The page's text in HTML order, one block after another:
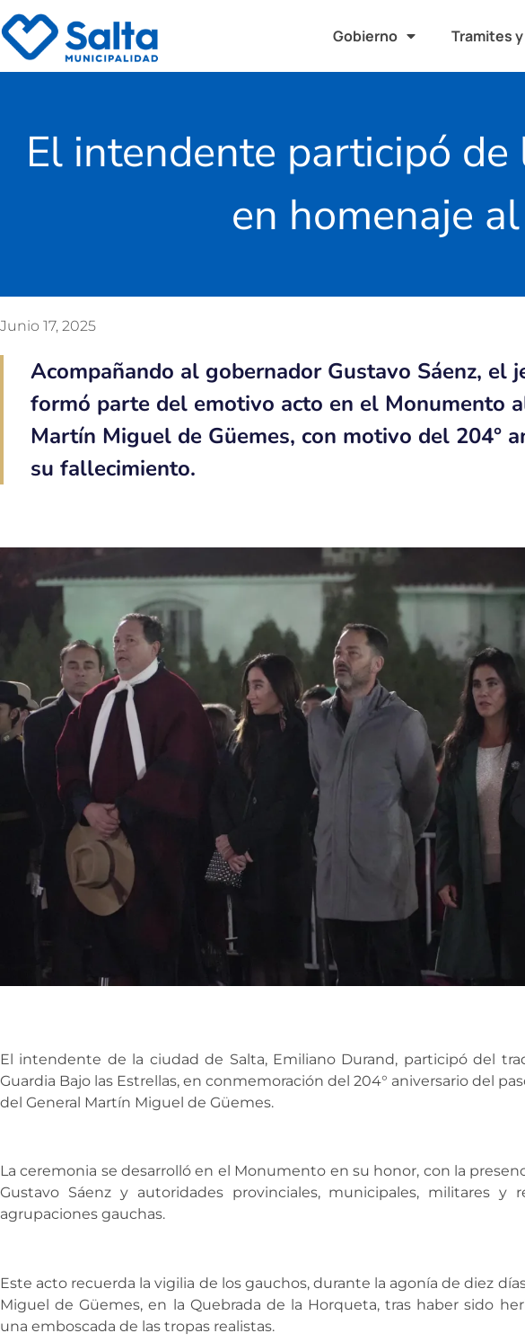
Gobierno Tramites
El intendente participó
en homenaje
Junio 17, 2025
Acompañando al gobernador Gustavo Sáenz, el
formó parte del emotivo acto en el Monumento
Martín Miguel de Güemes, con motivo del 204°
su fallecimiento.
El intendente de la ciudad de Salta, Emiliano Durand, participó del
Guardia Bajo las Estrellas, en conmemoración del 204° aniversario del
del General Martín Miguel de Güemes.
La ceremonia se desarrolló en el Monumento en su honor, con la
Gustavo Sáenz y autoridades provinciales, municipales, militares y
agrupaciones gauchas.
Este acto recuerda la vigilia de los gauchos, durante la agonía de diez
Miguel de Güemes, en la Quebrada de la Horqueta, tras haber sido
una emboscada de las tropas realistas.